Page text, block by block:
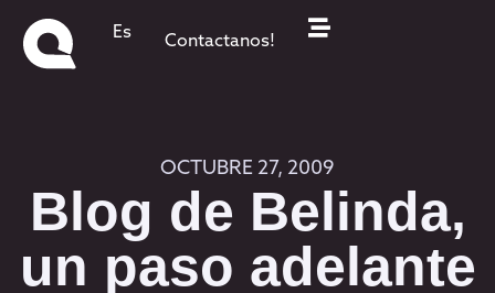
Es Contactanos!
OCTUBRE 27, 2009
Blog de Belinda,
un paso adelante